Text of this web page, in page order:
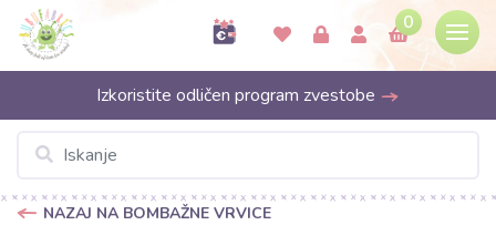
0
Izkoristite odličen program zvestobe
NAZAJ NA BOMBAŽNE VRVICE